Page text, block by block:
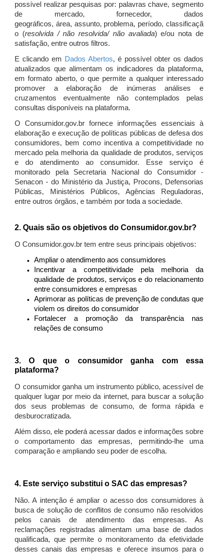
possível realizar pesquisas por: palavras chave, segmento
de mercado, fornecedor, dados
geográficos, área, assunto, problema, período, classificaçã
o (resolvida / não resolvida/ não avaliada) e/ou nota de
satisfação, entre outros filtros.
E clicando em Dados Abertos, é possível obter os dados
atualizados que alimentam os indicadores da plataforma,
em formato aberto, o que permite a qualquer interessado
promover a elaboração de inúmeras análises e
cruzamentos eventualmente não contemplados pelas
consultas disponíveis na plataforma.
O Consumidor.gov.br fornece informações essenciais à
elaboração e execução de políticas públicas de defesa dos
consumidores, bem como incentiva a competitividade no
mercado pela melhoria da qualidade de produtos, serviços
e do atendimento ao consumidor. Esse serviço é
monitorado pela Secretaria Nacional do Consumidor -
Senacon - do Ministério da Justiça, Procons, Defensorias
Públicas, Ministérios Públicos, Agências Reguladoras,
entre outros órgãos, e também por toda a sociedade.
2. Quais são os objetivos do Consumidor.gov.br?
O Consumidor.gov.br tem entre seus principais objetivos:
Ampliar o atendimento aos consumidores
Incentivar a competitividade pela melhoria da
qualidade de produtos, serviços e do relacionamento
entre consumidores e empresas
Aprimorar as políticas de prevenção de condutas que
violem os direitos do consumidor
Fortalecer a promoção da transparência nas
relações de consumo
3. O que o consumidor ganha com essa
plataforma?
O consumidor ganha um instrumento público, acessível de
qualquer lugar por meio da internet, para buscar a solução
dos seus problemas de consumo, de forma rápida e
desburocratizada.
Além disso, ele poderá acessar dados e informações sobre
o comportamento das empresas, permitindo-lhe uma
comparação e ampliando seu poder de escolha.
4. Este serviço substitui o SAC das empresas?
Não. A intenção é ampliar o acesso dos consumidores à
busca de solução de conflitos de consumo não resolvidos
pelos canais de atendimento das empresas. As
reclamações registradas alimentam uma base de dados
qualificada, que permite o monitoramento da efetividade
desses canais das empresas e oferece insumos para o